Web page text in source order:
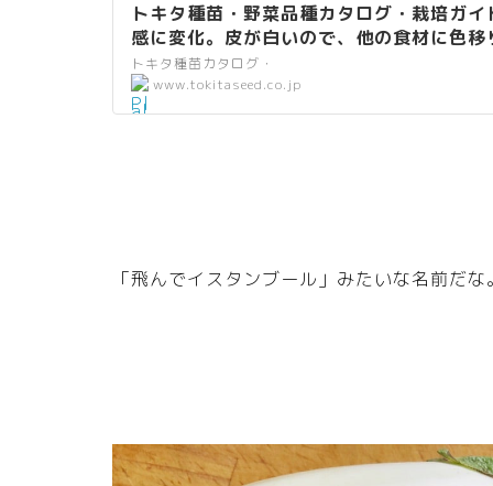
トキタ種苗・野菜品種カタログ・栽培ガ
感に変化。皮が白いので、他の食材に色
コ ナス】
トキタ種苗カタログ・
”
al
wi
he
ig
www.tokitaseed.co.jp
「飛んでイスタンブール」みたいな名前だな。